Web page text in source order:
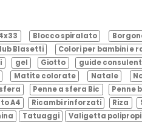
Blocco spiralato
Blasetti Colori per bambini e
gel Giotto guide
Matite colorate Natale
Penne a sfera Bic Penne
A4 Ricambi rinforzati Riza
Tatuaggi Valigetta